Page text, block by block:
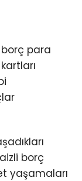
borç para
borç
yaşamaları